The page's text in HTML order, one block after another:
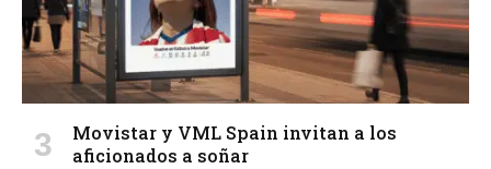
Movistar y VML Spain invitan a los
aficionados a soñar